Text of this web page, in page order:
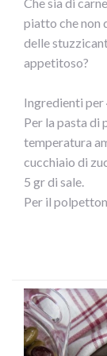
Che sia di
piatto che non
delle
appetitoso?
Ingredienti per
Per la pasta di
temperatura
cucchiaio di
5 gr di sale.
Per il
latte, 1 uovo,
oliva.
Per lucidare: 1